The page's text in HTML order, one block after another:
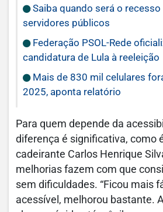
Saiba quando será o recesso
servidores públicos
Federação PSOL-Rede
candidatura de Lula à reeleição
Mais de 830 mil celulares
2025, aponta relatório
Para quem depende da
diferença é significativa, como
cadeirante Carlos Henrique
melhorias fazem com que
sem dificuldades. “Ficou mais
acessível, melhorou bastante.